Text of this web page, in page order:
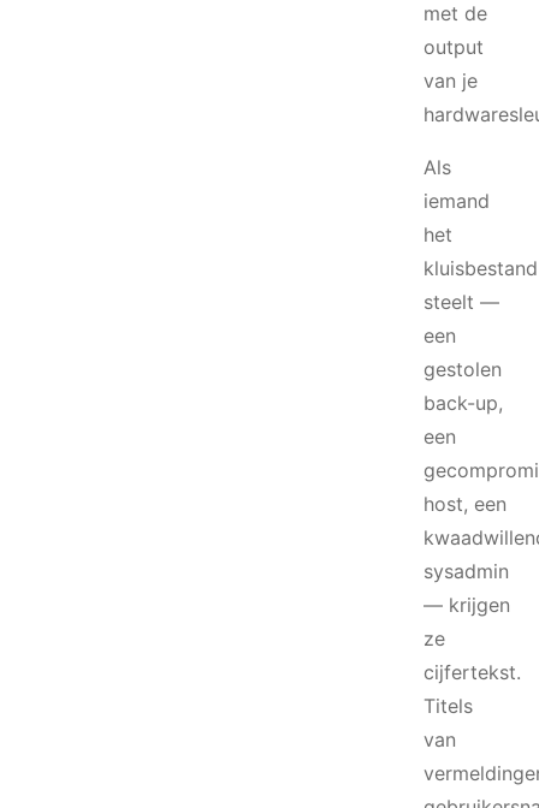
met de
output
van je
Als
iemand
het
kluisbestand
steelt —
een
gestolen
back-up,
een
host, een
sysadmin
— krijgen
ze
cijfertekst.
Titels
van